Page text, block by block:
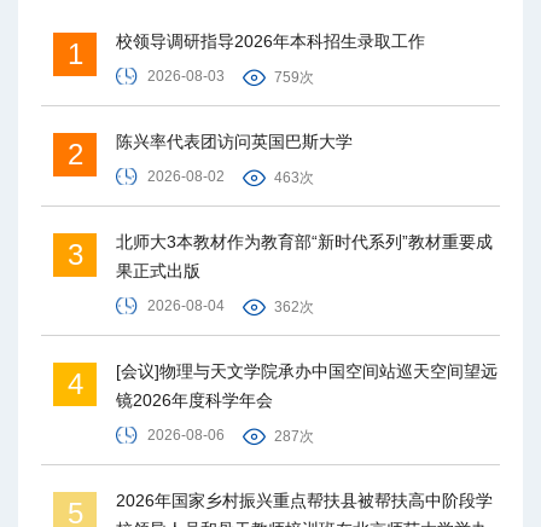
1 校领导调研指导2026年本科招生录取工作
2026-08-03 759次
2 陈兴率代表团访问英国巴斯大学
2026-08-02 463次
3
北师大3本教材作为教育部“新时代系列”教材重要成
果正式出版
2026-08-04 362次
4
[会议]物理与天文学院承办中国空间站巡天空间望远
镜2026年度科学年会
2026-08-06 287次
5
2026年国家乡村振兴重点帮扶县被帮扶高中阶段学